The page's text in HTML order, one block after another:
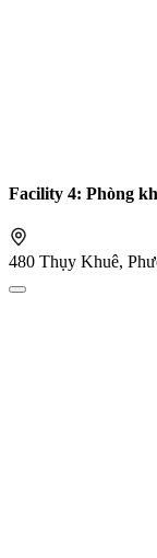
Facility 4: Phòng
480 Thụy Khuê,